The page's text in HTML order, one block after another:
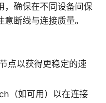
，确保在不同设备间保
断线与连接质量。
点以获得更稳定的速
（如可用）以在连接